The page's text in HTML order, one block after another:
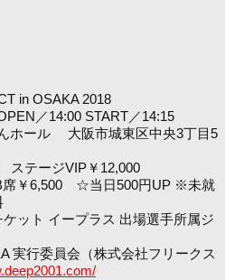
in OSAKA 2018
／14:00 START／14:15
ホール 大阪市城東区中央3丁目5
テージVIP￥12,000
席￥6,500 ☆当日500円UP ※未就
ット イープラス 出場選手所属ジ
実行委員会（株式会社フリークス